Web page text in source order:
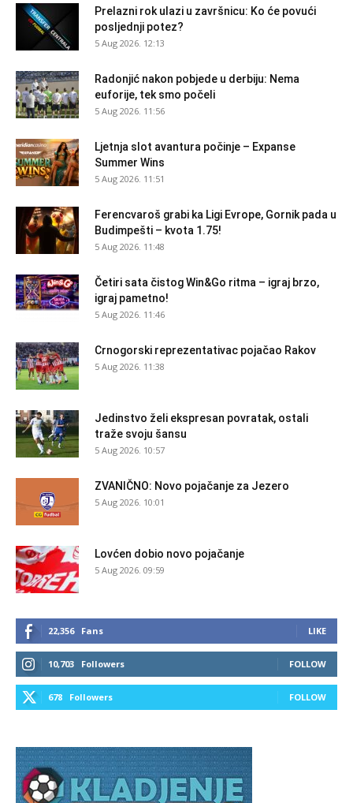
Prelazni rok ulazi u završnicu: Ko će povući
posljednji potez?
5 Aug 2026. 12:13
Radonjić nakon pobjede u derbiju: Nema
euforije, tek smo počeli
5 Aug 2026. 11:56
Ljetnja slot avantura počinje – Expanse
Summer Wins
5 Aug 2026. 11:51
Ferencvaroš grabi ka Ligi Evrope, Gornik pada u
Budimpešti – kvota 1.75!
5 Aug 2026. 11:48
Četiri sata čistog Win&Go ritma – igraj brzo,
igraj pametno!
5 Aug 2026. 11:46
Crnogorski reprezentativac pojačao Rakov
5 Aug 2026. 11:38
Jedinstvo želi ekspresan povratak, ostali
traže svoju šansu
5 Aug 2026. 10:57
ZVANIČNO: Novo pojačanje za Jezero
5 Aug 2026. 10:01
Lovćen dobio novo pojačanje
5 Aug 2026. 09:59
22,356 Fans LIKE
10,703 Followers FOLLOW
678 Followers FOLLOW